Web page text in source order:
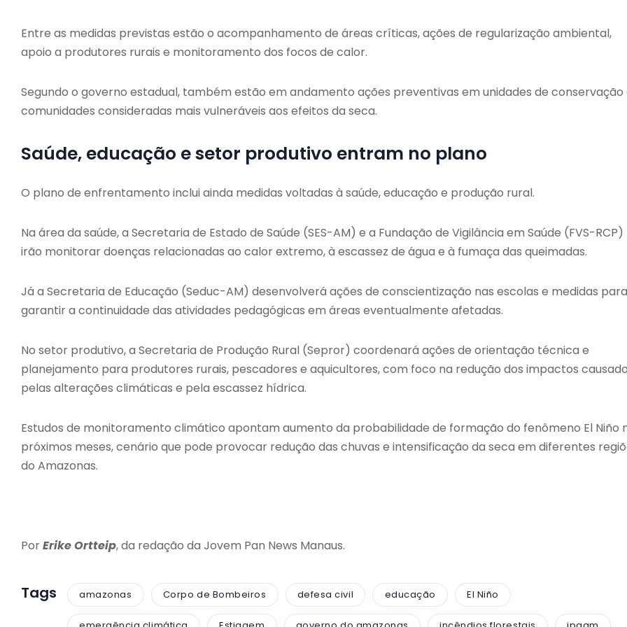
Entre as medidas previstas estão o acompanhamento de áreas críticas, ações de regularização ambiental,
apoio a produtores rurais e monitoramento dos focos de calor.
Segundo o governo estadual, também estão em andamento ações preventivas em unidades de conservação
comunidades consideradas mais vulneráveis aos efeitos da seca.
Saúde, educação e setor produtivo entram no plano
O plano de enfrentamento inclui ainda medidas voltadas à saúde, educação e produção rural.
Na área da saúde, a Secretaria de Estado de Saúde (SES-AM) e a Fundação de Vigilância em Saúde (FVS-RCP)
irão monitorar doenças relacionadas ao calor extremo, à escassez de água e à fumaça das queimadas.
Já a Secretaria de Educação (Seduc-AM) desenvolverá ações de conscientização nas escolas e medidas para
garantir a continuidade das atividades pedagógicas em áreas eventualmente afetadas.
No setor produtivo, a Secretaria de Produção Rural (Sepror) coordenará ações de orientação técnica e
planejamento para produtores rurais, pescadores e aquicultores, com foco na redução dos impactos
pelas alterações climáticas e pela escassez hídrica.
Estudos de monitoramento climático apontam aumento da probabilidade de formação do fenômeno El Niño
próximos meses, cenário que pode provocar redução das chuvas e intensificação da seca em diferentes
do Amazonas.
PorErike Ortteip, da redação da Jovem Pan News Manaus.
Tags amazonas Corpo de Bombeiros defesa civil educação El Niño